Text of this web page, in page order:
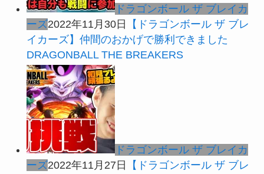
ドラゴンボール ザ ブレイカ
ーズ2022年11月30日
【ドラゴンボール ザ ブレ
イカーズ】仲間のおかげで勝利できました
DRAGONBALL THE BREAKERS
ドラゴンボール ザ ブレイカ
ーズ2022年11月27日
【ドラゴンボール ザ ブレ